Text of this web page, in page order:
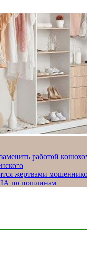
работой
жертвами
по пошлинам